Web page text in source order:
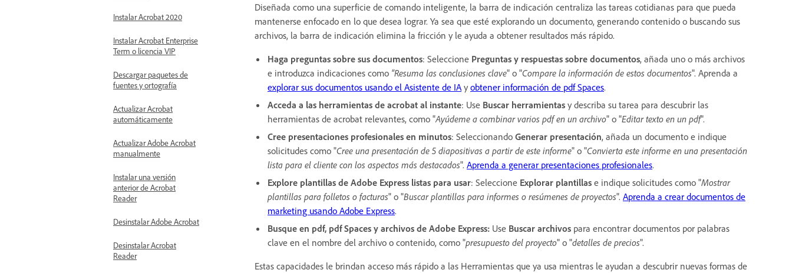
Instalar Acrobat 2020
Instalar Acrobat Enterprise
Term o licencia VIP
Descargar paquetes de
fuentes y ortografía
Actualizar Acrobat
automáticamente
Actualizar Adobe Acrobat
manualmente
Instalar una versión
anterior de Acrobat
Reader
Desinstalar Adobe Acrobat
Desinstalar Acrobat
Reader
Diseñada como una superficie de comando inteligente, la barra de indicación centraliza las tareas cotidianas para que pueda
mantenerse enfocado en lo que desea lograr. Ya sea que esté explorando un documento, generando contenido o buscando sus
archivos, la barra de indicación elimina la fricción y le ayuda a obtener resultados más rápido.
Haga preguntas sobre sus documentos: Seleccione Preguntas y respuestas sobre documentos, añada uno o más archivos
e introduzca indicaciones como "Resuma las conclusiones clave" o "Compare la información de estos documentos". Aprenda a
explorar sus documentos usando el Asistente de IA y obtener información de pdf Spaces.
Acceda a las herramientas de acrobat al instante: Use Buscar herramientas y describa su tarea para descubrir las
herramientas de acrobat relevantes, como "Ayúdeme a combinar varios pdf en un archivo" o "Editar texto en un pdf".
Cree presentaciones profesionales en minutos: Seleccionando Generar presentación, añada un documento e indique
solicitudes como "Cree una presentación de 5 diapositivas a partir de este informe" o "Convierta este informe en una presentación
lista para el cliente con los aspectos más destacados". Aprenda a generar presentaciones profesionales.
Explore plantillas de Adobe Express listas para usar: Seleccione Explorar plantillas e indique solicitudes como "Mostrar
plantillas para folletos o facturas" o "Buscar plantillas para informes o resúmenes de proyectos". Aprenda a crear documentos de
marketing usando Adobe Express.
Busque en pdf, pdf Spaces y archivos de Adobe Express: Use Buscar archivos para encontrar documentos por palabras
clave en el nombre del archivo o contenido, como "presupuesto del proyecto" o "detalles de precios".
Estas capacidades le brindan acceso más rápido a las Herramientas que ya usa mientras le ayudan a descubrir nuevas formas de